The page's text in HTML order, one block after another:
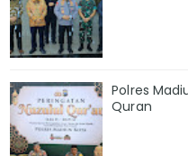
Polres
Quran